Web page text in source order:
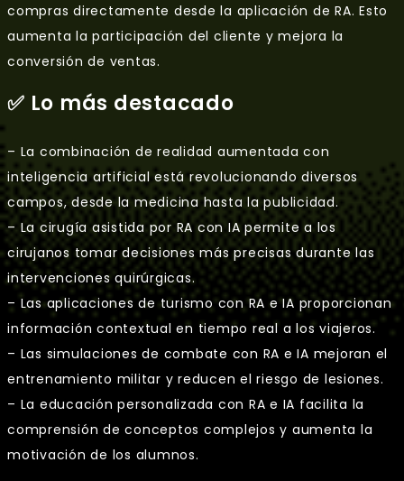
compras directamente desde la aplicación de RA. Esto
aumenta la participación del cliente y mejora la
conversión de ventas.
✅ Lo más destacado
– La combinación de realidad aumentada con
inteligencia artificial está revolucionando diversos
campos, desde la medicina hasta la publicidad.
– La cirugía asistida por RA con IA permite a los
cirujanos tomar decisiones más precisas durante las
intervenciones quirúrgicas.
– Las aplicaciones de turismo con RA e IA proporcionan
información contextual en tiempo real a los viajeros.
– Las simulaciones de combate con RA e IA mejoran el
entrenamiento militar y reducen el riesgo de lesiones.
– La educación personalizada con RA e IA facilita la
comprensión de conceptos complejos y aumenta la
motivación de los alumnos.